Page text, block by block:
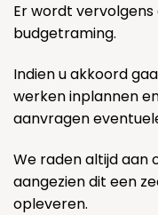
Er wordt
budgetraming.
Indien u akkoord
werken inplannen
aanvragen
We raden altijd aan
aangezien dit een
opleveren.